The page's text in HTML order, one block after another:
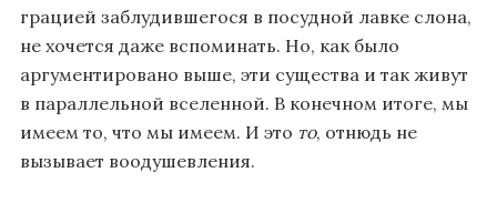
грацией заблудившегося в посудной лавке слона,
не хочется даже вспоминать. Но, как было
аргументировано выше, эти существа и так живут
в параллельной вселенной. В конечном итоге, мы
имеем то, что мы имеем. И это то, отнюдь не
вызывает воодушевления.